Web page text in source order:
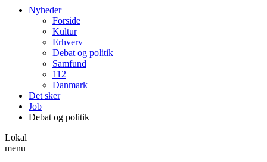
Nyheder
Forside
Kultur
Erhverv
Debat og politik
Samfund
112
Danmark
Det sker
Job
Debat og politik
Lokal
menu